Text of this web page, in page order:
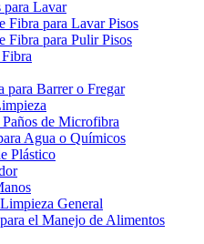
para Lavar
Fibra para Lavar Pisos
Fibra para Pulir Pisos
para Barrer o Fregar
Paños de Microfibra
Agua o Químicos
Plástico
General
el Manejo de Alimentos